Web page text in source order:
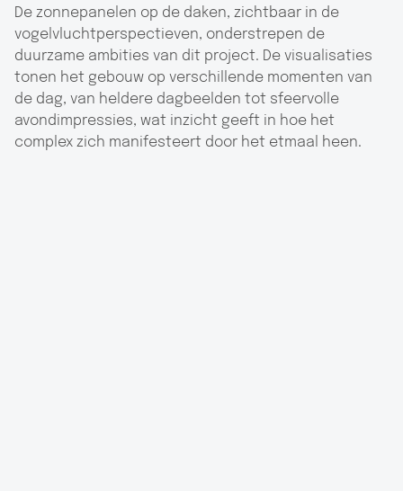
De zonnepanelen op de daken, zichtbaar in de
vogelvluchtperspectieven, onderstrepen de
duurzame ambities van dit project. De visualisaties
tonen het gebouw op verschillende momenten van
de dag, van heldere dagbeelden tot sfeervolle
avondimpressies, wat inzicht geeft in hoe het
complex zich manifesteert door het etmaal heen.